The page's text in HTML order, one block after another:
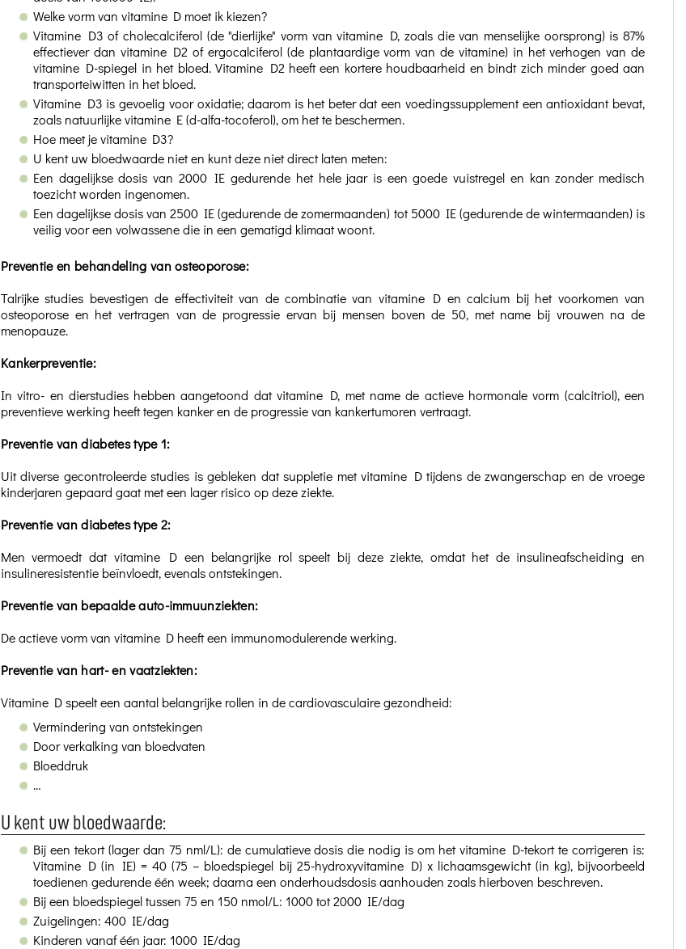
Welke vorm van vitamine D moet ik kiezen?
Vitamine D3 of cholecalciferol (de "dierlijke" vorm van vitamine D, zoals die van menselijke oorsprong) is 87%
effectiever dan vitamine D2 of ergocalciferol (de plantaardige vorm van de vitamine) in het verhogen van de
vitamine D-spiegel in het bloed. Vitamine D2 heeft een kortere houdbaarheid en bindt zich minder goed aan
transporteiwitten in het bloed.
Vitamine D3 is gevoelig voor oxidatie; daarom is het beter dat een voedingssupplement een antioxidant bevat,
zoals natuurlijke vitamine E (d-alfa-tocoferol), om het te beschermen.
Hoe meet je vitamine D3?
U kent uw bloedwaarde niet en kunt deze niet direct laten meten:
Een dagelijkse dosis van 2000 IE gedurende het hele jaar is een goede vuistregel en kan zonder medisch
toezicht worden ingenomen.
Een dagelijkse dosis van 2500 IE (gedurende de zomermaanden) tot 5000 IE (gedurende de wintermaanden) is
veilig voor een volwassene die in een gematigd klimaat woont.
Preventie en behandeling van osteoporose:
Talrijke studies bevestigen de effectiviteit van de combinatie van vitamine D en calcium bij het voorkomen van
osteoporose en het vertragen van de progressie ervan bij mensen boven de 50, met name bij vrouwen na de
menopauze.
Kankerpreventie:
In vitro- en dierstudies hebben aangetoond dat vitamine D, met name de actieve hormonale vorm (calcitriol), een
preventieve werking heeft tegen kanker en de progressie van kankertumoren vertraagt.
Preventie van diabetes type 1:
Uit diverse gecontroleerde studies is gebleken dat suppletie met vitamine D tijdens de zwangerschap en de vroege
kinderjaren gepaard gaat met een lager risico op deze ziekte.
Preventie van diabetes type 2:
Men vermoedt dat vitamine D een belangrijke rol speelt bij deze ziekte, omdat het de insulineafscheiding en
insulineresistentie beïnvloedt, evenals ontstekingen.
Preventie van bepaalde auto-immuunziekten:
De actieve vorm van vitamine D heeft een immunomodulerende werking.
Preventie van hart- en vaatziekten:
Vitamine D speelt een aantal belangrijke rollen in de cardiovasculaire gezondheid:
Vermindering van ontstekingen
Door verkalking van bloedvaten
Bloeddruk
…
U kent uw bloedwaarde:
Bij een tekort (lager dan 75 nml/L): de cumulatieve dosis die nodig is om het vitamine D-tekort te corrigeren is:
Vitamine D (in IE) = 40 (75 – bloedspiegel bij 25-hydroxyvitamine D) x lichaamsgewicht (in kg), bijvoorbeeld
toedienen gedurende één week; daarna een onderhoudsdosis aanhouden zoals hierboven beschreven.
Bij een bloedspiegel tussen 75 en 150 nmol/L: 1000 tot 2000 IE/dag
Zuigelingen: 400 IE/dag
Kinderen vanaf één jaar: 1000 IE/dag